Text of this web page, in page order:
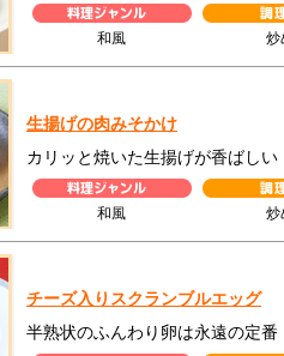
和風 炒
生揚げの肉みそかけ
カリッと焼いた生揚げが香ばしい
和風 炒
チーズ入りスクランブルエッグ
半熟状のふんわり卵は永遠の定番